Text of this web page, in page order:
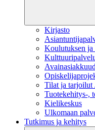
Kirjasto
Koulutuksen ja
Tilat ja tarjoilut
Tuotekehitys-,
Kielikeskus
Ulkomaan
Tutkimus ja kehitys